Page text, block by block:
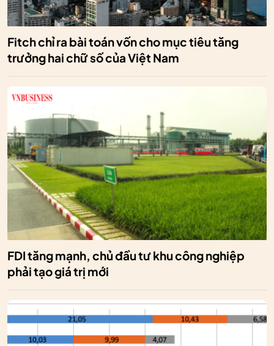
Fitch chỉ ra bài toán vốn cho mục tiêu tăng
trưởng hai chữ số của Việt Nam
FDI tăng mạnh, chủ đầu tư khu công nghiệp
phải tạo giá trị mới